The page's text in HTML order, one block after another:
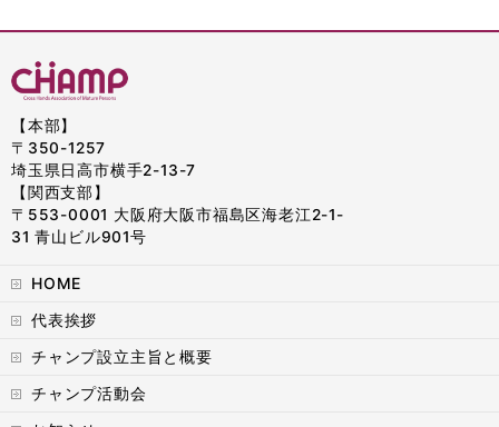
【本部】
〒350-1257
埼玉県日高市横手2-13-7
【関西支部】
〒553-0001 大阪府大阪市福島区海老江2-1-
31 青山ビル901号
HOME
代表挨拶
チャンプ設立主旨と概要
チャンプ活動会